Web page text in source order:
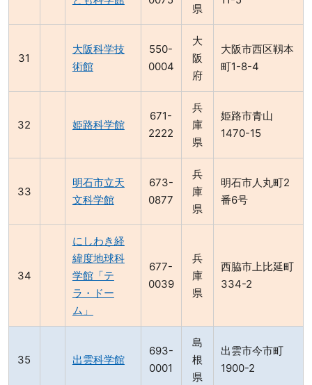
県
大阪科学技
術館
550-
0004
大
阪
府
大阪市西区靱本
町1-8-4
姫路科学館
671-
2222
兵
庫
県
姫路市青山
1470-15
明石市立天
文科学館
673-
0877
兵
庫
県
明石市人丸町2
番6号
にしわき経
緯度地球科
学館「テ
ラ・ドー
ム」
677-
0039
兵
庫
県
西脇市上比延町
334-2
出雲科学館
693-
0001
島
根
県
出雲市今市町
1900-2